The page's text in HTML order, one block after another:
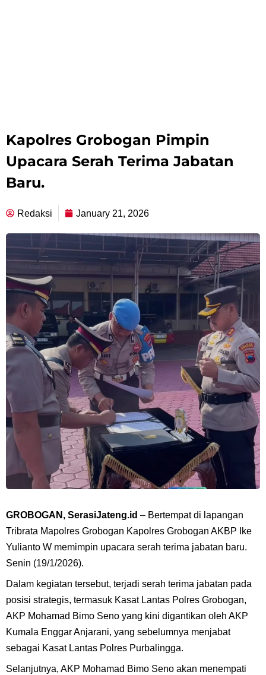
Kapolres Grobogan Pimpin
Upacara Serah Terima Jabatan
Baru.
Redaksi January 21, 2026
GROBOGAN, SerasiJateng.id – Bertempat di lapangan
Tribrata Mapolres Grobogan Kapolres Grobogan AKBP Ike
Yulianto W memimpin upacara serah terima jabatan baru.
Senin (19/1/2026).
Dalam kegiatan tersebut, terjadi serah terima jabatan pada
posisi strategis, termasuk Kasat Lantas Polres Grobogan,
AKP Mohamad Bimo Seno yang kini digantikan oleh AKP
Kumala Enggar Anjarani, yang sebelumnya menjabat
sebagai Kasat Lantas Polres Purbalingga.
Selanjutnya, AKP Mohamad Bimo Seno akan menempati